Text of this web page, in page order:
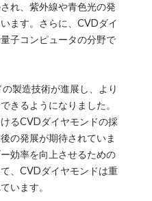
れ、紫外線や青色光の発
ます。さらに、CVDダイ
子コンピュータの分野で
製造技術が進展し、より
きるようになりました。
るCVDダイヤモンドの採
の発展が期待されていま
効率を向上させるための
、CVDダイヤモンドは重
います。